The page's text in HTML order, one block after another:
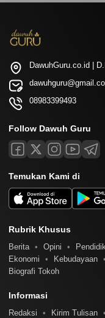
DawuhGuru.co.id |
08983399493
Follow Dawuh Guru
Temukan Kami di
Rubrik Khusus
Berita Opini
Ekonomi
Kebudayaan
Biografi Tokoh
Informasi
Redaksi Kirim Tulisan